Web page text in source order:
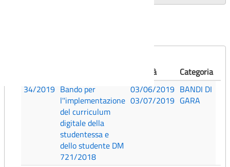
Validità
Categoria
34/2019 Bando per
l''implementazione
del curriculum
digitale della
studentessa e
dello studente DM
721/2018
03/06/2019
03/07/2019
BANDI DI
GARA